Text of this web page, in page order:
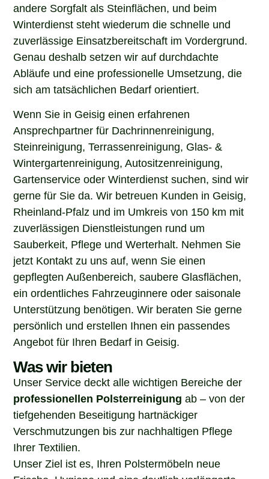
andere Sorgfalt als Steinflächen, und beim
Winterdienst steht wiederum die schnelle und
zuverlässige Einsatzbereitschaft im Vordergrund.
Genau deshalb setzen wir auf durchdachte
Abläufe und eine professionelle Umsetzung, die
sich am tatsächlichen Bedarf orientiert.
Wenn Sie in Geisig einen erfahrenen
Ansprechpartner für Dachrinnenreinigung,
Steinreinigung, Terrassenreinigung, Glas- &
Wintergartenreinigung, Autositzenreinigung,
Gartenservice oder Winterdienst suchen, sind wir
gerne für Sie da. Wir betreuen Kunden in Geisig,
Rheinland-Pfalz und im Umkreis von 150 km mit
zuverlässigen Dienstleistungen rund um
Sauberkeit, Pflege und Werterhalt. Nehmen Sie
jetzt Kontakt zu uns auf, wenn Sie einen
gepflegten Außenbereich, saubere Glasflächen,
ein ordentliches Fahrzeuginnere oder saisonale
Unterstützung benötigen. Wir beraten Sie gerne
persönlich und erstellen Ihnen ein passendes
Angebot für Ihren Bedarf in Geisig.
Was wir bieten
Unser Service deckt alle wichtigen Bereiche der
professionellen Polsterreinigung ab – von der
tiefgehenden Beseitigung hartnäckiger
Verschmutzungen bis zur nachhaltigen Pflege
Ihrer Textilien.
Unser Ziel ist es, Ihren Polstermöbeln neue